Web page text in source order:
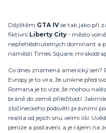
Dějištěm GTA IV se tak jako při
fiktivní Liberty City - město
nepřehlédnutelných dominant a
náměstí Times Square,
Co dnes znamená americký sen?
Evropy je to víra, že unikne před
Romana je to vize, že mohou
bráně do země příležitostí.
zločineckého podsvětí právními
realita od jejich snu velmi liší.
peníze a postavení, a je rájem na